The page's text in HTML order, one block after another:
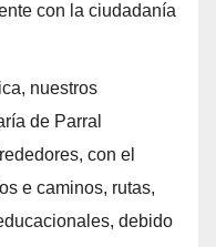
con la ciudadanía
nuestros
de Parral
con el
e caminos, rutas,
debido